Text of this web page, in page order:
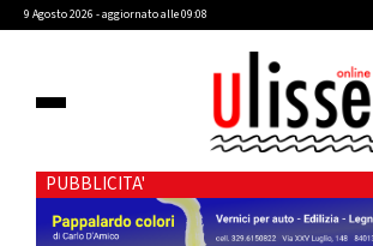
9 Agosto 2026 - aggiornato alle 09:08
PUBBLICITA'